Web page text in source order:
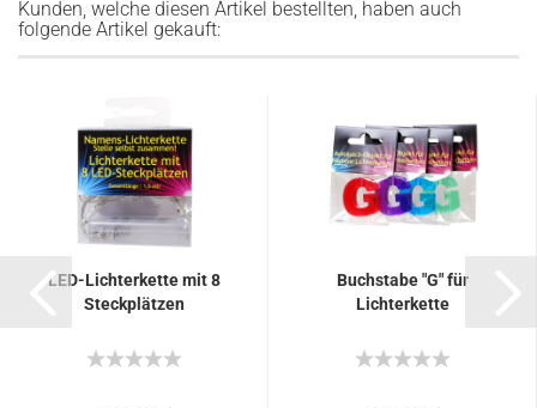
Kunden, welche diesen Artikel bestellten, haben auch
folgende Artikel gekauft:
LED-Lichterkette mit 8
Steckplätzen
Buchstabe "G" für
Lichterkette